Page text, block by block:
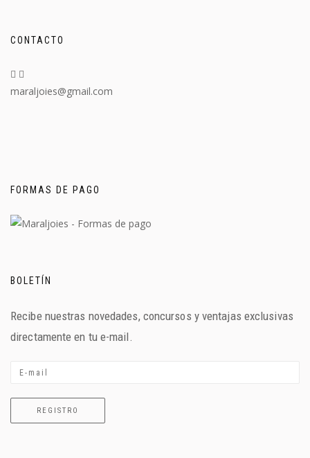
CONTACTO
maraljoies@gmail.com
FORMAS DE PAGO
BOLETÍN
Recibe nuestras novedades, concursos y ventajas exclusivas
directamente en tu e-mail.